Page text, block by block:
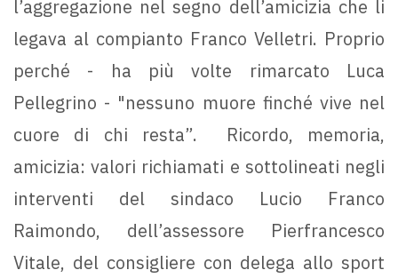
l’aggregazione nel segno dell’amicizia che li
legava al compianto Franco Velletri. Proprio
perché - ha più volte rimarcato Luca
Pellegrino - "nessuno muore finché vive nel
cuore di chi resta”. Ricordo, memoria,
amicizia: valori richiamati e sottolineati negli
interventi del sindaco Lucio Franco
Raimondo, dell’assessore Pierfrancesco
Vitale, del consigliere con delega allo sport